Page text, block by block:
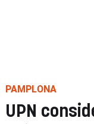
PAMPLONA
UPN